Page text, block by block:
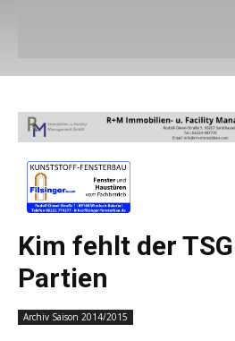
Kim fehlt der
Partien
Archiv Saison 2014/2015